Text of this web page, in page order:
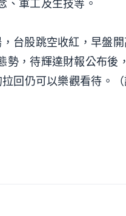
、軍工及生技等。
台股跳空收紅，早盤
勢，待輝達財報公布後
回仍可以樂觀看待。（